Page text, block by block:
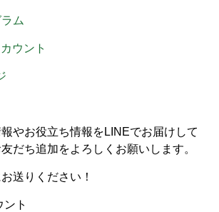
ム
ウント
やお役立ち情報をLINEでお届けして
だち追加をよろしくお願いします。
送りください！
ト